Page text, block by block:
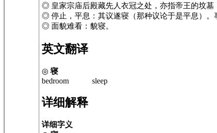
◎ 皇家宗庙后殿藏先人衣冠之处，亦指帝王的坟墓
◎ 停止，平息：其议遂寝（那种议论于是平息）。
◎ 面貌难看：貌寝。
英文翻译
◎ 寝
bedroom sleep
详细解释
详细字义